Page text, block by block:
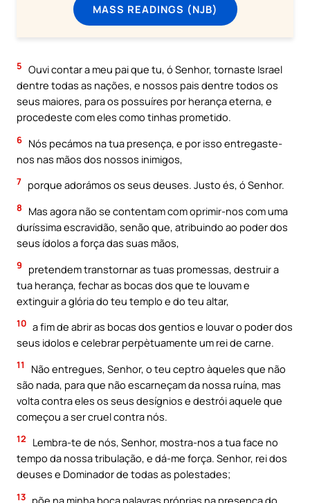
MASS READINGS (NJB)
5 Ouvi contar a meu pai que tu, ó Senhor, tornaste Israel
dentre todas as nações, e nossos pais dentre todos os
seus maiores, para os possuíres por herança eterna, e
procedeste com eles como tinhas prometido.
6 Nós pecámos na tua presença, e por isso entregaste-
nos nas mãos dos nossos inimigos,
7 porque adorámos os seus deuses. Justo és, ó Senhor.
8
Mas agora não se contentam com oprimir-nos com uma
duríssima escravidão, senão que, atribuindo ao poder dos
seus ídolos a força das suas mãos,
9
pretendem transtornar as tuas promessas, destruir a
tua herança, fechar as bocas dos que te louvam e
extinguir a glória do teu templo e do teu altar,
10 a fim de abrir as bocas dos gentios e louvar o poder dos
seus idolos e celebrar perpètuamente um rei de carne.
11
Não entregues, Senhor, o teu ceptro àqueles que não
são nada, para que não escarneçam da nossa ruína, mas
volta contra eles os seus desígnios e destrói aquele que
começou a ser cruel contra nós.
12
Lembra-te de nós, Senhor, mostra-nos a tua face no
tempo da nossa tribulação, e dá-me força. Senhor, rei dos
deuses e Dominador de todas as polestades;
13 põe na minha boca palavras próprias na presença do